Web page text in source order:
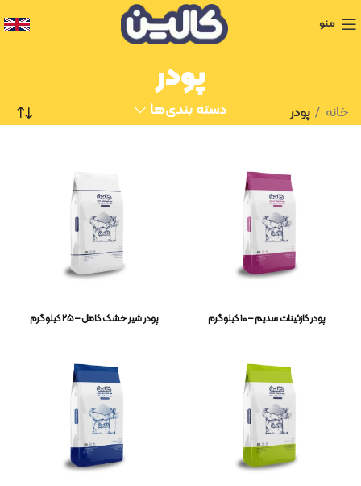
منو
پودر
دسته بندی‌ها خانه پودر
پودر کازئینات سدیم – ۱۰ کیلوگرم پودر شیر خشک کامل – ۲۵ کیلوگرم